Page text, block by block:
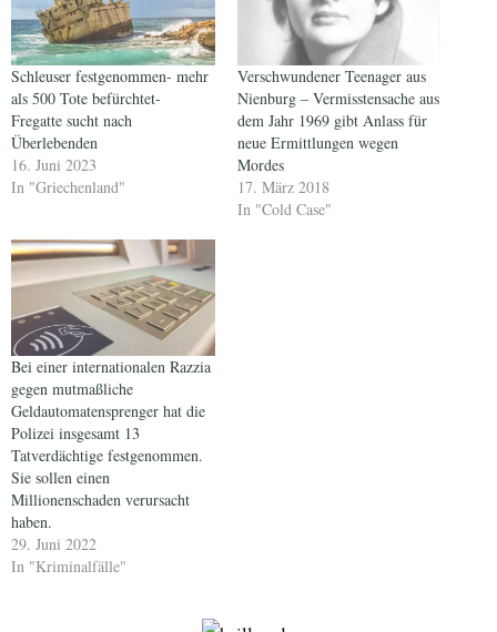
Schleuser festgenommen- mehr
als 500 Tote befürchtet-
Fregatte sucht nach
Überlebenden
16. Juni 2023
In "Griechenland"
Verschwundener Teenager aus
Nienburg – Vermisstensache aus
dem Jahr 1969 gibt Anlass für
neue Ermittlungen wegen
Mordes
17. März 2018
In "Cold Case"
Bei einer internationalen Razzia
gegen mutmaßliche
Geldautomatensprenger hat die
Polizei insgesamt 13
Tatverdächtige festgenommen.
Sie sollen einen
Millionenschaden verursacht
haben.
29. Juni 2022
In "Kriminalfälle"